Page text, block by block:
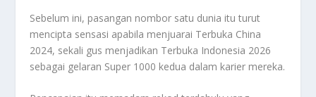
Sebelum ini, pasangan nombor satu dunia itu turut
mencipta sensasi apabila menjuarai Terbuka China
2024, sekali gus menjadikan Terbuka Indonesia 2026
sebagai gelaran Super 1000 kedua dalam karier mereka.